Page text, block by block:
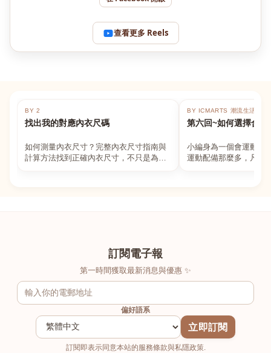
查看更多 Reels
BY 2
找出我的對應內衣尺碼
如何測量內衣尺寸？完整內衣尺寸指南與
計算方法找到正確內衣尺寸，不只是為了
BY ICMARTS 潮流生活百貨
第六回~如何選擇合適
小編身為一個會運動的
運動配備那麼多，凡舉
訂閱電子報
第一時間獲取最新消息與優惠 ✨
偏好語系
立即訂閱
訂閱即表示同意本站的服務條款與私隱政策.